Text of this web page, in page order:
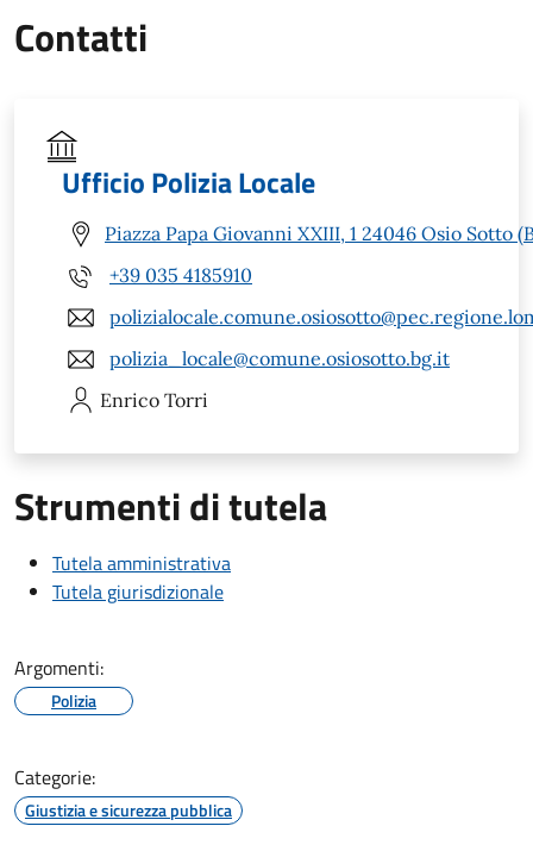
Contatti
Ufficio Polizia Locale
Piazza Papa Giovanni XXIII, 1 24046 Osio Sotto
+39 035 4185910
polizia_locale@comune.osiosotto.bg.it
Enrico Torri
Strumenti di tutela
Tutela amministrativa
Tutela giurisdizionale
Argomenti:
Polizia
Categorie:
Giustizia e sicurezza pubblica